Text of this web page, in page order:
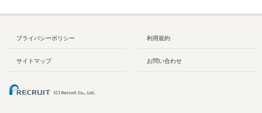
プライバシーポリシー 利用規約
サイトマップ お問い合わせ